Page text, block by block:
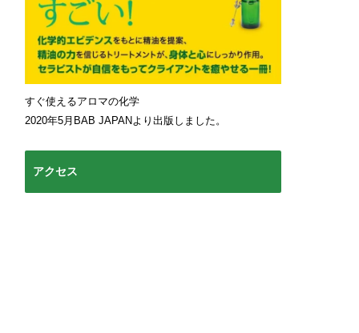
すぐ使えるアロマの化学
2020年5月BAB JAPANより出版しました。
アクセス